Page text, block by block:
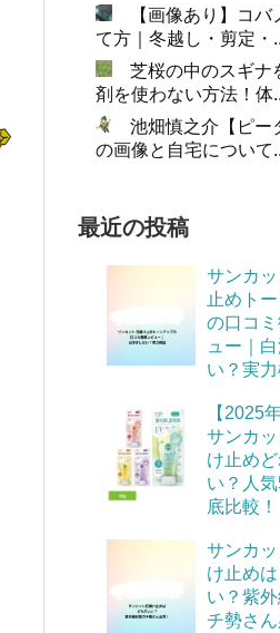
【画像あり】コ
て方｜冬越し・剪定・
芝桜の中のスギナ
剤を使わない方法！体
池畑慎之介【ピー
の画像と自宅について
最近の投稿
サンカ
止めト
の口コ
ュー｜
い？実
【2025
サンカ
け止め
い？人
底比較！
サンカ
け止め
い？紫
チ勢さん